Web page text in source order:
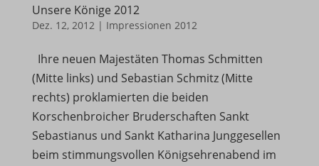
Unsere Könige 2012
Dez. 12, 2012| Impressionen 2012
Ihre neuen Majestäten Thomas Schmitten
(Mitte links) und Sebastian Schmitz (Mitte
rechts) proklamierten die beiden
Korschenbroicher Bruderschaften Sankt
Sebastianus und Sankt Katharina Junggesellen
beim stimmungsvollen Königsehrenabend im